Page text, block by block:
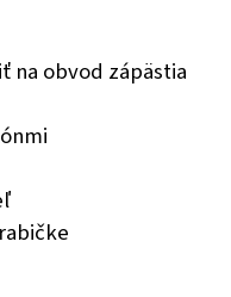
na obvod zápästia